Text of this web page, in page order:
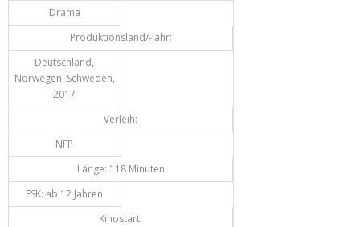
Drama
Produktionsland/-jahr:
Deutschland,
Norwegen, Schweden,
2017
Verleih:
NFP
Länge: 118 Minuten
FSK: ab 12 Jahren
Kinostart: